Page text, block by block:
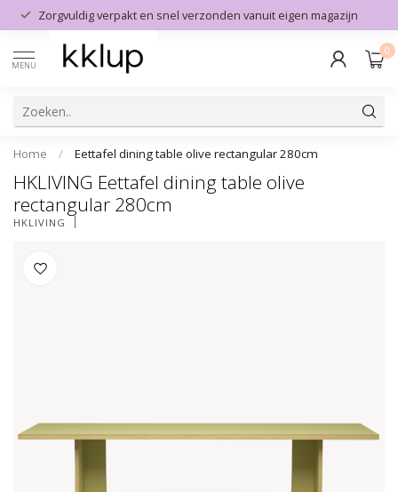
Zorgvuldig verpakt en snel verzonden vanuit eigen magazijn
MENU
0
Home / Eettafel dining table olive rectangular 280cm
HKLIVING Eettafel dining table olive
rectangular 280cm
HKLIVING